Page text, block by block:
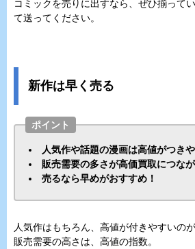
コミックを売りに出すなら、ぜひ揃って
て送ってください。
新作は早く売る
ポイント
人気作や話題の漫画は高値がつき
販売需要の多さが高価買取につな
売るなら早めがおすすめ！
人気作はもちろん、高値が付きやすいのが
販売需要の高さは、高値の指数。